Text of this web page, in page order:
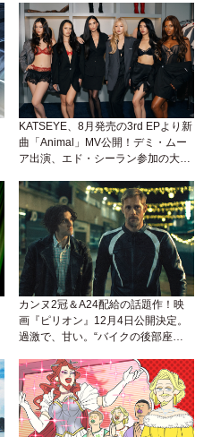
KATSEYE、8月発売の3rd EPより新
曲「Animal」MV公開！デミ・ムー
ア出演、エド・シーラン参加の大胆
カンヌ2冠＆A24配給の話題作！映
画『ピリオン』12月4日公開決定。
過激で、甘い。“バイクの後部座